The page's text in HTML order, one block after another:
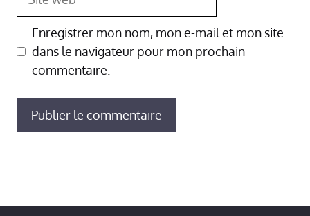
Enregistrer mon nom, mon e-mail et mon site
dans le navigateur pour mon prochain
commentaire.